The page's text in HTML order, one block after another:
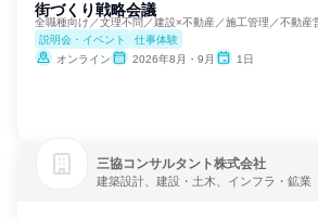
街づくり戦略会議
全職種向け／文理不問／建設×不動産／施工管理／不動産
説明会・イベント
仕事体験
オンライン
2026年8月・9月 1日
三協コンサルタント株式会社
建築設計、建設・土木、インフラ・鉱業